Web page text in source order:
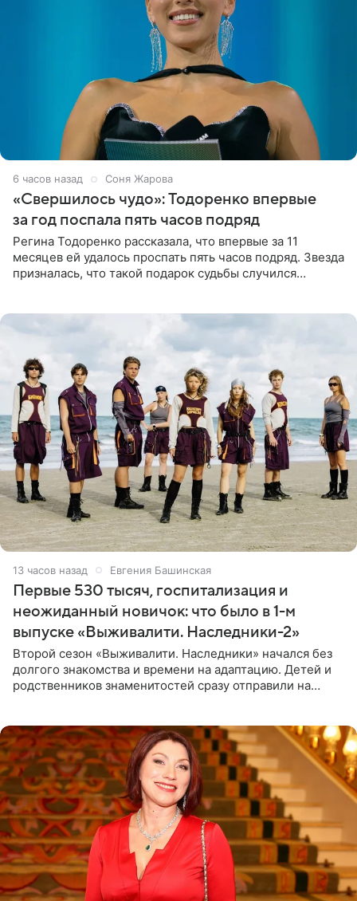
6 часов назад Соня Жарова
«Свершилось чудо»: Тодоренко впервые
за год поспала пять часов подряд
Регина Тодоренко рассказала, что впервые за 11
месяцев ей удалось проспать пять часов подряд. Звезда
призналась, что такой подарок судьбы случился
13 часов назад Евгения Башинская
Первые 530 тысяч, госпитализация и
неожиданный новичок: что было в 1-м
выпуске «Выживалити. Наследники-2»
Второй сезон «Выживалити. Наследники» начался без
долгого знакомства и времени на адаптацию. Детей и
родственников знаменитостей сразу отправили на